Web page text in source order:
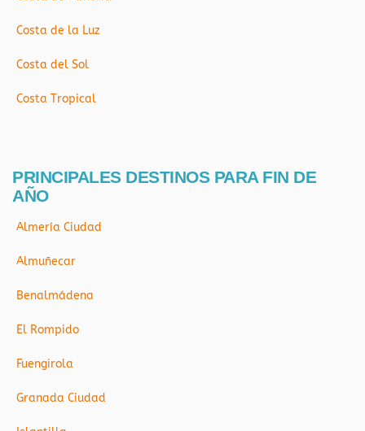
Costa de la Luz
Costa del Sol
Costa Tropical
PRINCIPALES DESTINOS PARA FIN DE
AÑO
Almería Ciudad
Almuñecar
Benalmádena
El Rompido
Fuengirola
Granada Ciudad